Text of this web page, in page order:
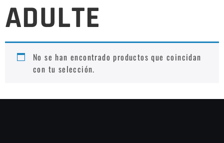
ADULTE
No se han encontrado productos que coincidan
con tu selección.